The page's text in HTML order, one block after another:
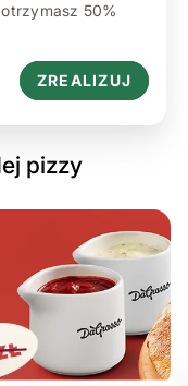
50%
ZREALIZUJ
pizzy